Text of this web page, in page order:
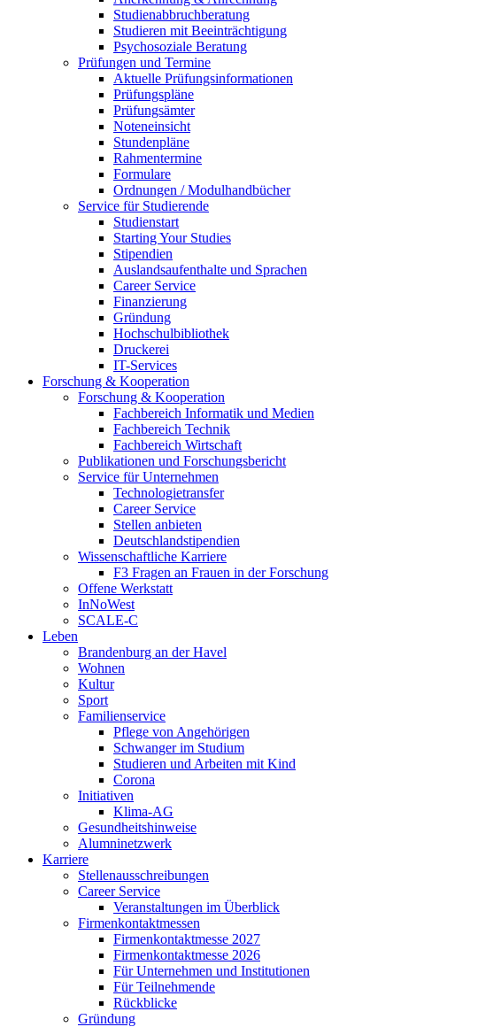
Studienabbruchberatung
Studieren mit Beeinträchtigung
Psychosoziale Beratung
Prüfungen und Termine
Aktuelle Prüfungsinformationen
Prüfungspläne
Prüfungsämter
Noteneinsicht
Stundenpläne
Rahmentermine
Formulare
Ordnungen / Modulhandbücher
Service für Studierende
Studienstart
Starting Your Studies
Stipendien
Auslandsaufenthalte und Sprachen
Career Service
Finanzierung
Gründung
Hochschulbibliothek
Druckerei
IT-Services
Forschung & Kooperation
Forschung & Kooperation
Fachbereich Informatik und Medien
Fachbereich Technik
Fachbereich Wirtschaft
Publikationen und Forschungsbericht
Service für Unternehmen
Technologietransfer
Career Service
Stellen anbieten
Deutschlandstipendien
Wissenschaftliche Karriere
F3 Fragen an Frauen in der Forschung
Offene Werkstatt
InNoWest
SCALE-C
Leben
Brandenburg an der Havel
Wohnen
Kultur
Sport
Familienservice
Pflege von Angehörigen
Schwanger im Studium
Studieren und Arbeiten mit Kind
Corona
Initiativen
Klima-AG
Gesundheitshinweise
Alumninetzwerk
Karriere
Stellenausschreibungen
Career Service
Veranstaltungen im Überblick
Firmenkontaktmessen
Firmenkontaktmesse 2027
Firmenkontaktmesse 2026
Für Unternehmen und Institutionen
Für Teilnehmende
Rückblicke
Gründung